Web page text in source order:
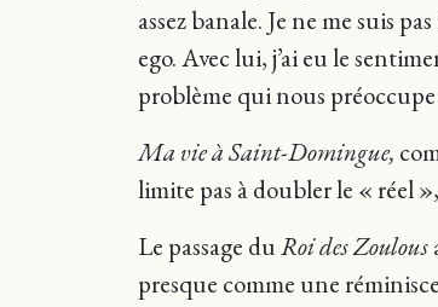
assez banale. Je ne me suis
ego. Avec lui, j’ai eu le
problème qui nous
Ma vie à Saint-Domingue,
limite pas à doubler le « réel
Le passage duRoi des Zoulous
presque comme une